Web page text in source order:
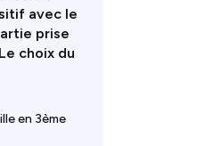
avec le
prise
choix du
en 3ème